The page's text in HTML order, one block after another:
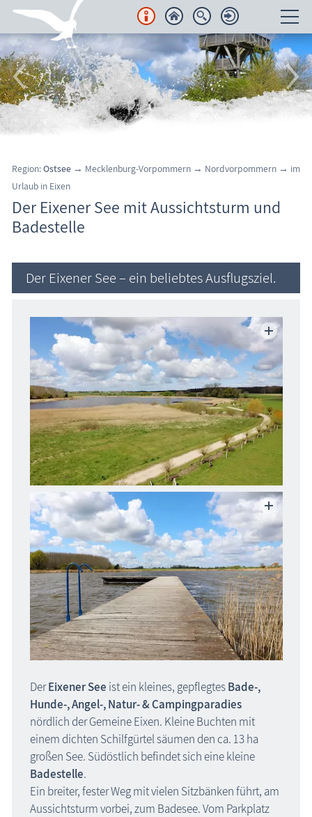
Unterkünfte
Regionales
Urlaubsorte
Karten
Wissenswertes
Aktuelles
FKK-Strände
die Natur erleben
Geschichten, Märchen & Sagen
Kranich Grus grus
Maritimes
Sehenswertes
MEGA-Suche Sehenswürdigkeiten
Aussichtstürme
Brunnen
Großsteingräber
Historische Bauwerke
Kirchen
Lehrpfade
Leuchttürme
Museen
Parkanlagen & Gärten
Promenaden
Schlösser & Burgen
Seebrücken, Molen
Sehenswertes »Dies und Das«
Steinkreise
Eixen: Aussichtsturm Eixener See
Region:Ostsee → Mecklenburg-Vorpommern → Nordvorpommern → im
Urlaub in Eixen
Der Eixener See mit Aussichtsturm und
Badestelle
Der Eixener See – ein beliebtes Ausflugsziel.
DerEixener See ist ein kleines, gepflegtesBade-,
Hunde-, Angel-, Natur- & Camping­paradies
nördlich der Gemeine Eixen. Kleine Buchten mit
einem dichten Schilfgürtel säumen den ca. 13 ha
großen See. Südöstlich befindet sich eine kleine
Badestelle.
Ein breiter, fester Weg mit vielen Sitzbänken führt, am
Aussichtsturm vorbei, zum Badesee. Vom Parkplatz